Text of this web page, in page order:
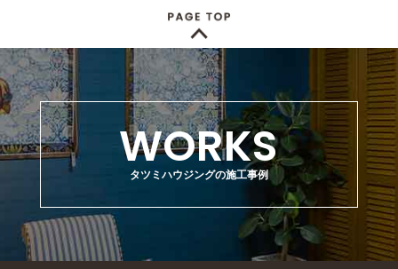
WORKS
タツミハウジングの施工事例